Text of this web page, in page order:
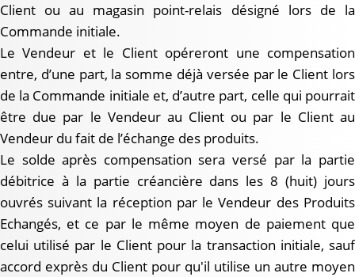
Client ou au magasin point-relais désigné lors de la
Commande initiale.
Le Vendeur et le Client opéreront une compensation
entre, d’une part, la somme déjà versée par le Client lors
de la Commande initiale et, d’autre part, celle qui pourrait
être due par le Vendeur au Client ou par le Client au
Vendeur du fait de l’échange des produits.
Le solde après compensation sera versé par la partie
débitrice à la partie créancière dans les 8 (huit) jours
ouvrés suivant la réception par le Vendeur des Produits
Echangés, et ce par le même moyen de paiement que
celui utilisé par le Client pour la transaction initiale, sauf
accord exprès du Client pour qu'il utilise un autre moyen